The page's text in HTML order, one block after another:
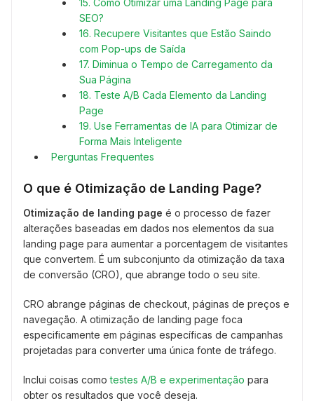
15. Como Otimizar uma Landing Page para
SEO?
16. Recupere Visitantes que Estão Saindo
com Pop-ups de Saída
17. Diminua o Tempo de Carregamento da
Sua Página
18. Teste A/B Cada Elemento da Landing
Page
19. Use Ferramentas de IA para Otimizar de
Forma Mais Inteligente
Perguntas Frequentes
O que é Otimização de Landing Page?
Otimização de landing page é o processo de fazer
alterações baseadas em dados nos elementos da sua
landing page para aumentar a porcentagem de visitantes
que convertem. É um subconjunto da otimização da taxa
de conversão (CRO), que abrange todo o seu site.
CRO abrange páginas de checkout, páginas de preços e
navegação. A otimização de landing page foca
especificamente em páginas específicas de campanhas
projetadas para converter uma única fonte de tráfego.
Inclui coisas comotestes A/B e experimentação para
obter os resultados que você deseja.